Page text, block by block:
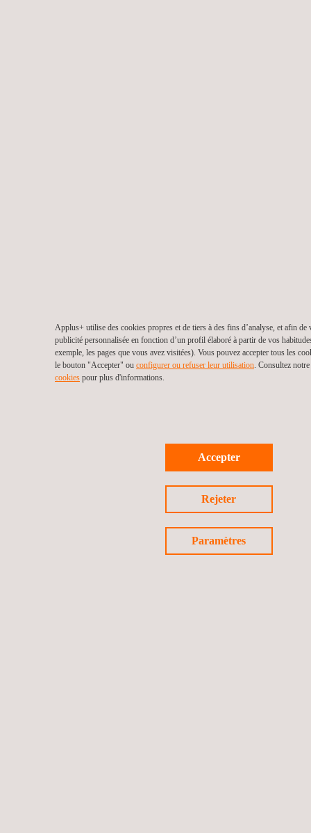
Applus+ utilise des cookies propres et de tiers à des fins d’analyse, et afin de
publicité personnalisée en fonction d’un profil élaboré à partir de vos
exemple, les pages que vous avez visitées). Vous pouvez accepter tous les
le bouton "Accepter" ou configurer ou refuser leur utilisation. Consultez notre
cookies pour plus d'informations.
Accepter
Rejeter
Paramètres